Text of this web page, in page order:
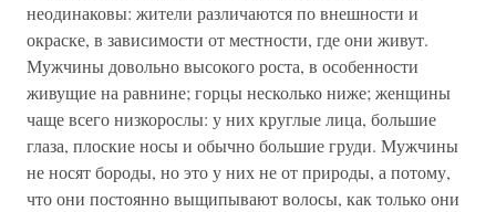
неодинаковы: жители различаются по внешности и
окраске, в зависимости от местности, где они живут.
Мужчины довольно высокого роста, в особенности
живущие на равнине; горцы несколько ниже; женщины
чаще всего низкорослы: у них круглые лица, большие
глаза, плоские носы и обычно большие груди. Мужчины
не носят бороды, но это у них не от природы, а потому,
что они постоянно выщипывают волосы, как только они